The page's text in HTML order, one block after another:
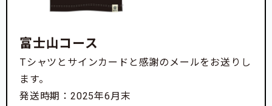
富士山コース
Tシャツとサインカードと感謝のメールをお送りし
ます。
発送時期：2025年6月末